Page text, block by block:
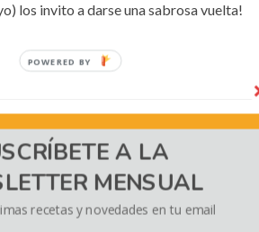
los invito a darse una sabrosa vuelta!
DE LO BUENO
A LA
MENSUAL
recetas y novedades en tu email